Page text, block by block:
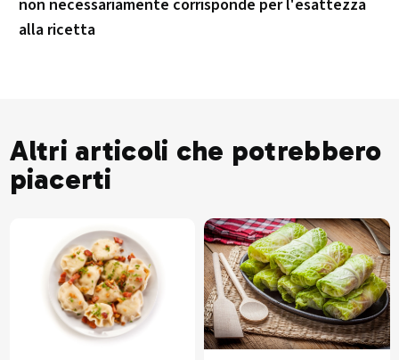
non necessariamente corrisponde per l'esattezza
alla ricetta
Altri articoli che potrebbero
piacerti